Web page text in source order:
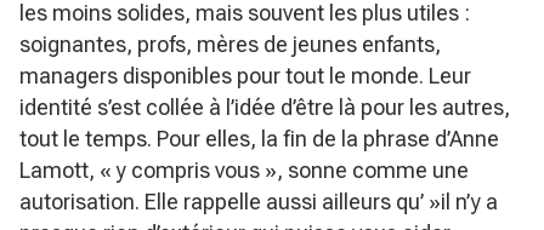
les moins solides, mais souvent les plus utiles :
soignantes, profs, mères de jeunes enfants,
managers disponibles pour tout le monde. Leur
identité s’est collée à l’idée d’être là pour les autres,
tout le temps. Pour elles, la fin de la phrase d’Anne
Lamott, « y compris vous », sonne comme une
autorisation. Elle rappelle aussi ailleurs qu’ »il n’y a